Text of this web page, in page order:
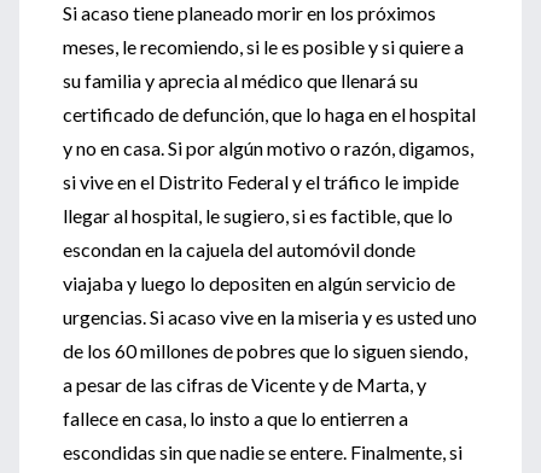
Si acaso tiene planeado morir en los próximos
meses, le recomiendo, si le es posible y si quiere a
su familia y aprecia al médico que llenará su
certificado de defunción, que lo haga en el hospital
y no en casa. Si por algún motivo o razón, digamos,
si vive en el Distrito Federal y el tráfico le impide
llegar al hospital, le sugiero, si es factible, que lo
escondan en la cajuela del automóvil donde
viajaba y luego lo depositen en algún servicio de
urgencias. Si acaso vive en la miseria y es usted uno
de los 60 millones de pobres que lo siguen siendo,
a pesar de las cifras de Vicente y de Marta, y
fallece en casa, lo insto a que lo entierren a
escondidas sin que nadie se entere. Finalmente, si